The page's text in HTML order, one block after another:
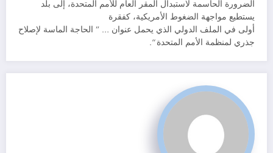
الضرورة الحاسمة لاستبدال المقر العام للأمم المتحدة، إلى بلد
يستطيع مواجهة الضغوط الأمريكية، كفقرة
أولى في الملف الدولي الذي يحمل عنوان … ” الحاجة الماسة لإصلاح
جذري لمنظمة الأمم المتحدة “.